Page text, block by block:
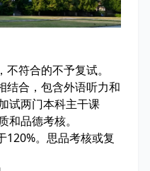
符合的不予复试。
结合，包含外语听力和
试两门本科主干课
品德考核。
120%。思品考核或复